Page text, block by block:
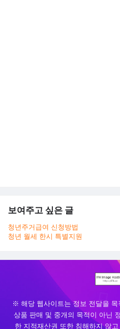
보여주고 싶은 글
청년주거급여 신청방법
청년 월세 한시 특별지원
※ 해당 웹사이트는 정보 전달을
상품 판매 및 중개의 목적이 아닌
한 지적재산권 또한 침해하지 않